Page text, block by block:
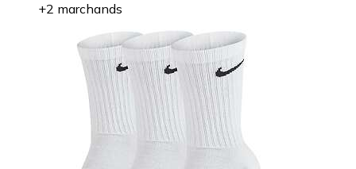
+2 marchands